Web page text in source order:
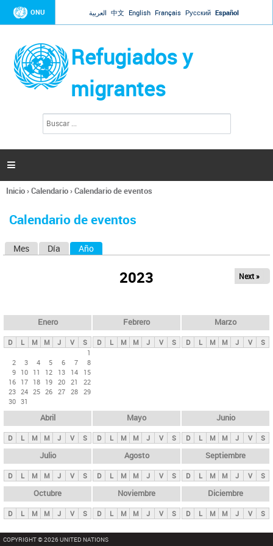
Jump to navigation
ONU العربية 中文 English Français Русский Español
Refugiados y
migrantes
l
d
s

Se
usted
Inicio›Calendario›Calendario de eventos
Calendario de eventos
s
p
n
c
i
p
l
e
s
Mes Día Año
2023 Next »
Enero
D L M M J V
S
1
2
3 4 5 6 7
8
9 10 11 12 13 14
15
16 17 18 19 20 21
22
23 24 25 26 27 28 29
30 31
Febrero
D L M M J V S
Marzo
D L M M J V S
Abril
D L M M J V S
Mayo
D L M M J V S
Junio
D L M M J V S
Julio
D L M M J V S
Agosto
D L M M J V S
Septiembre
D L M M J V S
Octubre
D L M M J V S
Noviembre
D L M M J V S
Diciembre
D L M M J V S
COPYRIGHT © 2026 UNITED NATIONS